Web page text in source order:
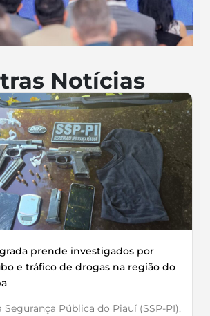
Notícias
prende investigados por
e tráfico de drogas na região do
Segurança Pública do Piauí (SSP-PI),